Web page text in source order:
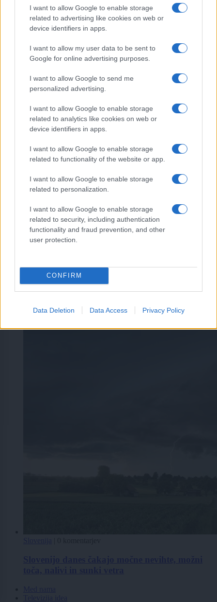
I want to allow Google to enable storage
related to advertising like cookies on web or
device identifiers in apps.
I want to allow my user data to be sent to
Google for online advertising purposes.
I want to allow Google to send me
personalized advertising.
I want to allow Google to enable storage
related to analytics like cookies on web or
device identifiers in apps.
I want to allow Google to enable storage
related to functionality of the website or app.
I want to allow Google to enable storage
related to personalization.
I want to allow Google to enable storage
related to security, including authentication
functionality and fraud prevention, and other
user protection.
CONFIRM
Data Deletion Data Access Privacy Policy
Kronika|5 komentarjev
FOTO in VIDEO: Pogrešana ženska pri brodu
na Muri, ob reki našli parkiran avtomobil
Kronika|3 komentarjev
Poslovila se je priznana pomurska zdravnica